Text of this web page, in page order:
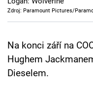
Sledujte prima+
Přihlášení
Zdroj: Paramount Pictures/
Na konci září na
Hughem
Dieselem.